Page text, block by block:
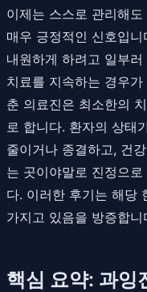
이제는 스스로 관리해
매우 긍정적인 신호입
내원하게 하려고 일부
치료를 지속하는 경우
춘 의료진은 최소한의
로 합니다. 환자의 상태
줄이거나 종결하고, 건
는 곳이야말로 진정으
다. 이러한 후기는 해당
가지고 있음을 방증합니
핵심 요약: 과잉